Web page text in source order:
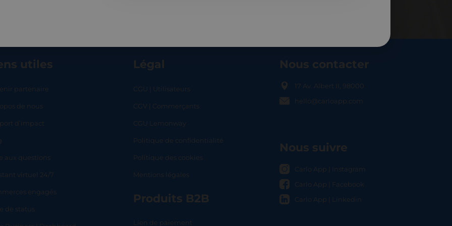
utiles
partenaire
de nous
d’impact
aux questions
virtuel 24/7
engagés
de status
Légal
CGU | Utilisateurs
CGV | Commerçants
CGU Lemonway
Politique de confidentialité
Politique des cookies
Mentions légales
Produits B2B
Lien de paiement
Nous contacter
17 Av. Albert II, 98000
hello@carloapp.com
Nous suivre
Carlo App | Instagram
Carlo App | Facebook
Carlo App | Linkedin
SHOPLOCAL